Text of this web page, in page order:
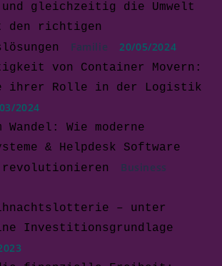
und gleichzeitig die Umwelt
den richtigen
Familie 20/05/2024
von Container Movern:
ihrer Rolle in der Logistik
2024
Wie moderne
& Helpdesk Software
revolutionieren
Business
– unter
Investitionsgrundlage